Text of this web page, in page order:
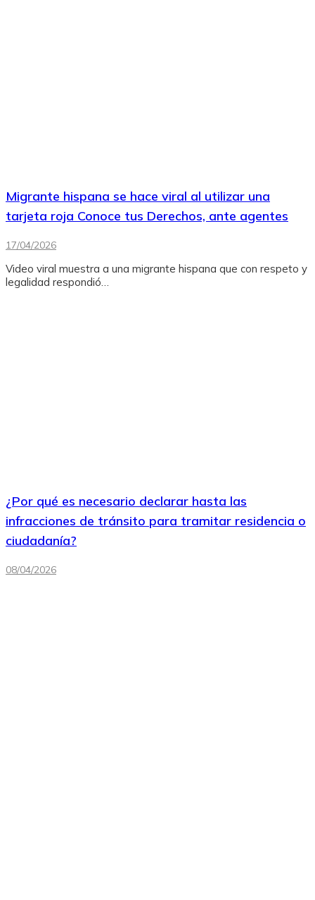
Migrante hispana se hace viral al utilizar una
tarjeta roja Conoce tus Derechos, ante agentes
17/04/2026
Video viral muestra a una migrante hispana que con respeto y
legalidad respondió…
¿Por qué es necesario declarar hasta las
infracciones de tránsito para tramitar residencia o
ciudadanía?
08/04/2026